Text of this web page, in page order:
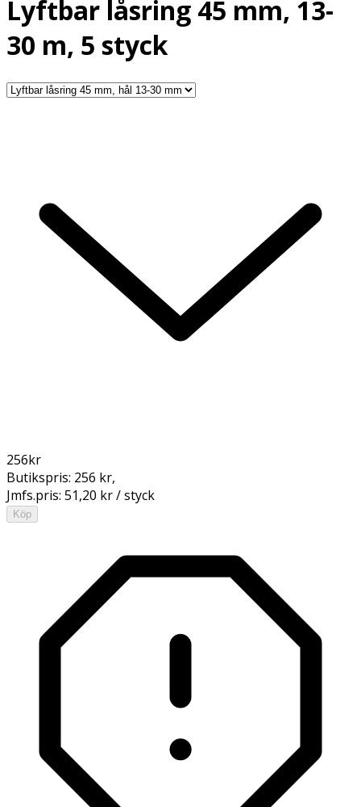
Lyftbar låsring 45 mm, 13-
30 m, 5 styck
256kr
Butikspris: 256 kr,
Jmfs.pris: 51,20 kr / styck
Köp